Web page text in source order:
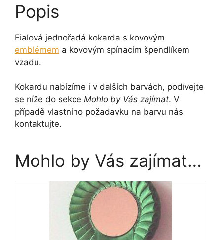
Popis
Fialová jednořadá kokarda s kovovým
emblémem a kovovým spínacím špendlíkem
vzadu.
Kokardu nabízíme i v dalších barvách, podívejte
se níže do sekce Mohlo by Vás zajímat. V
případě vlastního požadavku na barvu nás
kontaktujte.
Mohlo by Vás zajímat…